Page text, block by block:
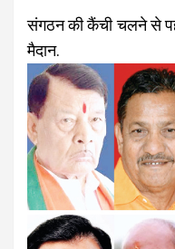
संगठन की कैंची चलने से
मैदान.